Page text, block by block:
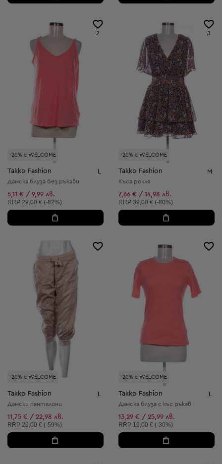
-20% с WELCOME
2
Takko Fashion
Дамска блуза без ръкави
5,11 € / 9,99 лв.
Препоръчителна цена:
RRP 29,00 € (-82%)
-20% с WELCOME
3
Takko Fashion M
Къса рокля
7,66 € / 14,98 лв.
Препоръчителна цена:
RRP 39,00 € (-80%)
-20% с WELCOME
Takko Fashion L
Дамски панталони
11,75 € / 22,98 лв.
Препоръчителна цена:
RRP 29,00 € (-59%)
-20% с WELCOME
Takko Fashion L
Дамска блуза с къс ръкав
13,29 € / 25,99 лв.
Препоръчителна цена:
RRP 19,00 € (-30%)